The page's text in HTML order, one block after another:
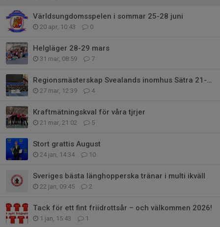
Världsungdomsspelen i sommar 25-28 juni
20 apr, 10:43 0
Helgläger 28-29 mars
31 mar, 08:59 7
Regionsmästerskap Svealands inomhus Sätra 21-22/3
27 mar, 12:39 4
Kraftmätningskval för våra tjrjer
21 mar, 21:02 5
Stort grattis August
24 jan, 14:34 10
Sveriges bästa länghopperska tränar i multi ikväll
22 jan, 09:45 2
Tack för ett fint friidrottsår – och välkommen 2026!
1 jan, 15:43 1